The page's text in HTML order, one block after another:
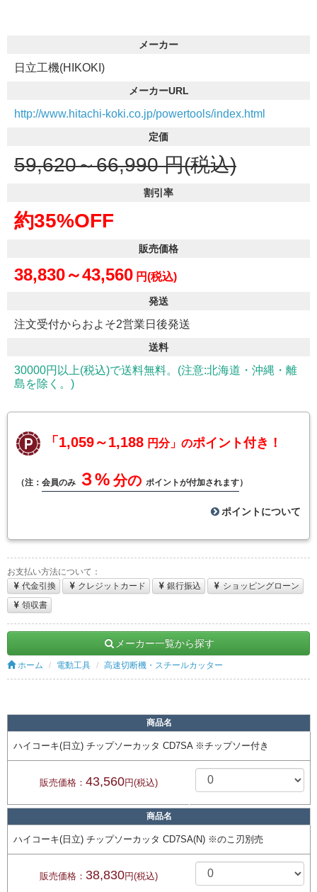
メーカー
日立工機(HIKOKI)
メーカーURL
http://www.hitachi-koki.co.jp/powertools/index.html
定価
59,620～66,990 円(税込)
割引率
約35%OFF
販売価格
38,830～43,560 円(税込)
発送
注文受付からおよそ2営業日後発送
送料
30000円以上(税込)で送料無料。(注意:北海道・沖縄・離
島を除く。)
「1,059～1,188 円分」のポイント付き！
（注： 会員のみ ３% 分の ポイントが付加されます）
ポイントについて
お支払い方法について：
代金引換
クレジットカード 銀行振込
ショッピングローン
領収書
メーカー一覧から探す
ホーム 電動工具 高速切断機・スチールカッター
商品名
ハイコーキ(日立) チップソーカッタ CD7SA ※チップソー付き
販売価格： 43,560円(税込)
商品名
ハイコーキ(日立) チップソーカッタ CD7SA(N) ※のこ刃別売
販売価格： 38,830円(税込)